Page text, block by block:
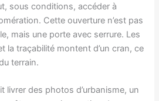
sous conditions, accéder à
Cette ouverture n’est pas
mais une porte avec serrure. Les
la traçabilité montent d’un cran, ce
terrain.
livrer des photos d’urbanisme, un